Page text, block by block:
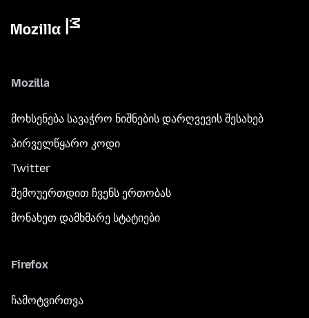
Mozilla
მოხსენება სავაჭრო ნიშნების დარღვევის შესახებ
პირველწყარო კოდი
Twitter
შემოუერთდით ჩვენს ერთობას
მონახეთ დამხმარე სტატიები
Firefox
ჩამოტვირთვა